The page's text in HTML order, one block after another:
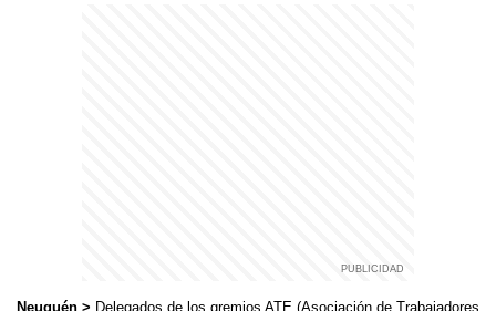
Neuquén > Delegados de los gremios ATE (Asociación de Trabajadores